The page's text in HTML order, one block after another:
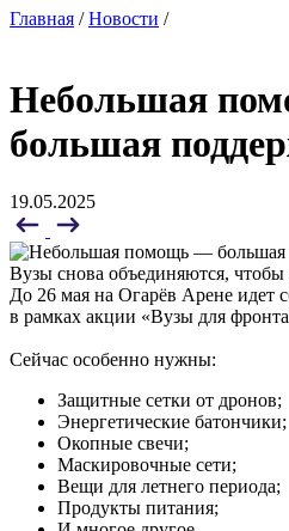
Главная /Новости /
Небольшая
большая
19.05.2025
Вузы снова объединяются,
До 26 мая на Огарёв Арене идет
в рамках акции «Вузы для
Сейчас особенно нужны:
Защитные сетки от дронов;
Энергетические батончики;
Окопные свечи;
Маскировочные сети;
Вещи для летнего периода;
Продукты питания;